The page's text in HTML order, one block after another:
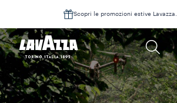
Scopri le promozioni estive Lavazza.